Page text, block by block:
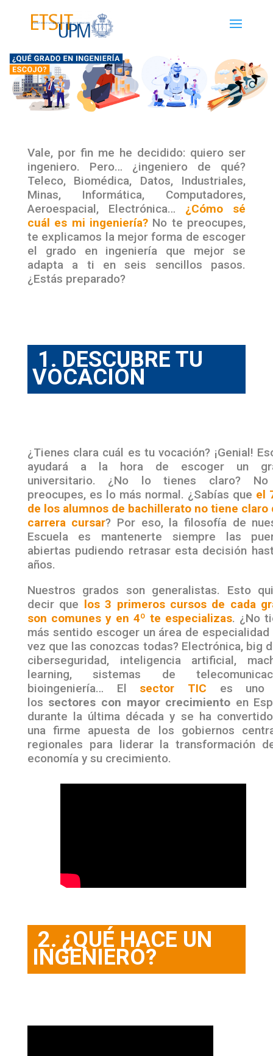
Vale, por fin me he decidido: quiero ser
ingeniero. Pero… ¿ingeniero de qué?
Teleco, Biomédica, Datos, Industriales,
Minas, Informática, Computadores,
Aeroespacial, Electrónica… ¿Cómo sé
cuál es mi ingeniería? No te preocupes,
te explicamos la mejor forma de escoger
el grado en ingeniería que mejor se
adapta a ti en seis sencillos pasos.
¿Estás preparado?
1. DESCUBRE TU
VOCACIÓN
¿Tienes clara cuál es tu vocación? ¡Genial!
ayudará a la hora de escoger un
universitario. ¿No lo tienes claro?
preocupes, es lo más normal. ¿Sabías que el
de los alumnos de bachillerato no tiene claro
carrera cursar? Por eso, la filosofía de
Escuela es mantenerte siempre las
abiertas pudiendo retrasar esta decisión
años.
Nuestros grados son generalistas. Esto
decir que los 3 primeros cursos de cada
son comunes y en 4º te especializas. ¿No
más sentido escoger un área de especialidad
vez que las conozcas todas? Electrónica, big
ciberseguridad, inteligencia artificial,
learning, sistemas de
bioingeniería… El sector TIC
es uno
los sectores con mayor crecimiento en
durante la última década y se ha
una firme apuesta de los gobiernos
regionales para liderar la transformación
economía y su crecimiento.
2. ¿QUÉ HACE UN
INGENIERO?